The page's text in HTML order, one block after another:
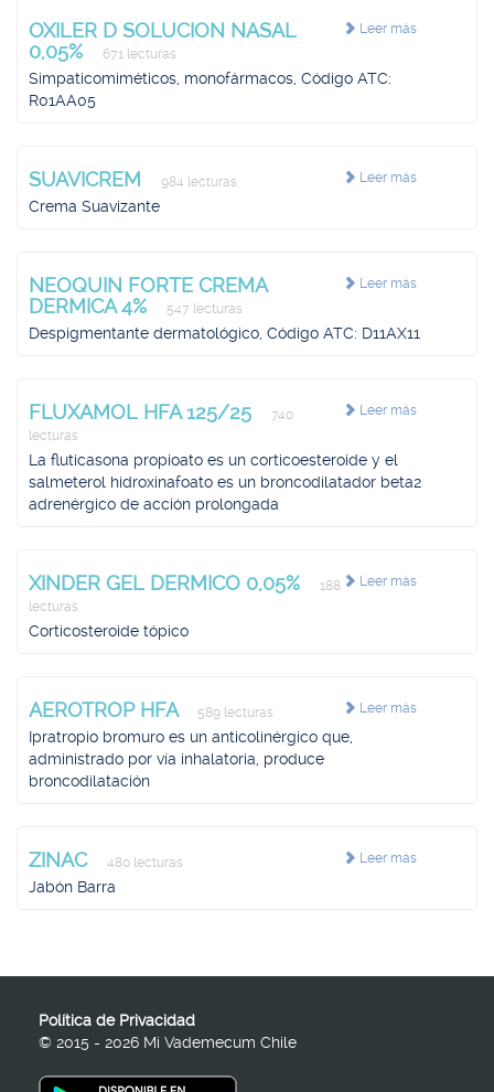
Leer más
OXILER D SOLUCION NASAL
0,05%
671 lecturas
Simpaticomiméticos, monofármacos, Código ATC:
R01AA05
Leer más
SUAVICREM 984 lecturas
Crema Suavizante
Leer más
NEOQUIN FORTE CREMA
DERMICA 4%
547 lecturas
Despigmentante dermatológico, Código ATC: D11AX11
Leer más
FLUXAMOL HFA 125/25
740
lecturas
La fluticasona propioato es un corticoesteroide y el
salmeterol hidroxinafoato es un broncodilatador beta2
adrenérgico de acción prolongada
Leer más
XINDER GEL DERMICO 0,05%
188
lecturas
Corticosteroide tópico
Leer más
AEROTROP HFA 589 lecturas
Ipratropio bromuro es un anticolinérgico que,
administrado por vía inhalatoria, produce
broncodilatación
Leer más
ZINAC 480 lecturas
Jabón Barra
Política de Privacidad
© 2015 - 2026 Mi Vademecum Chile